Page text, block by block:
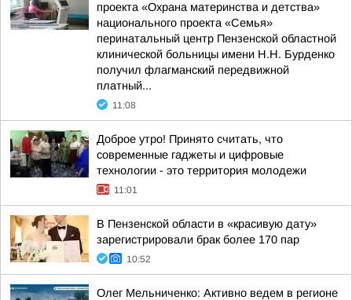
проекта «Охрана материнства и детства»
национального проекта «Семья»
перинатальный центр Пензенской областной
клинической больницы имени Н.Н. Бурденко
получил флагманский передвижной
платный...
11:08
Доброе утро! Принято считать, что
современные гаджеты и цифровые
технологии - это территория молодежи
11:01
В Пензенской области в «красивую дату»
зарегистрировали брак более 170 пар
10:52
Олег Мельниченко: Активно ведем в регионе